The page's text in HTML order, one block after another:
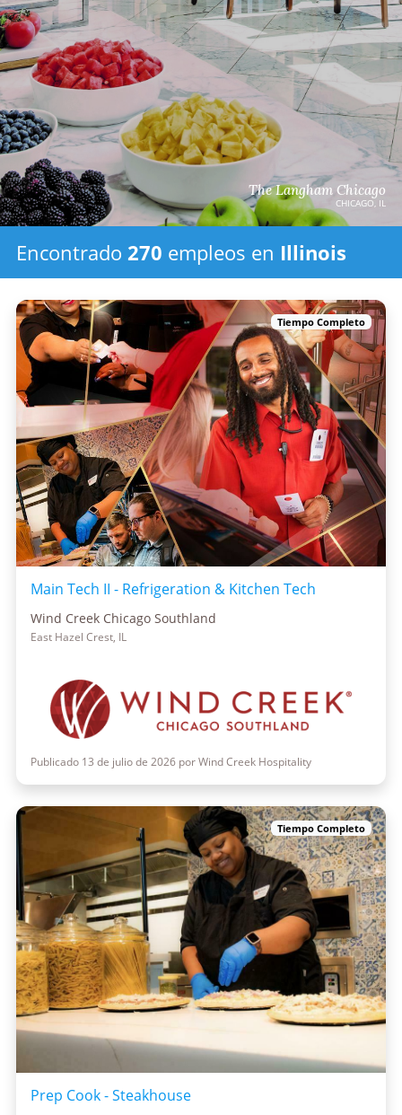
The Langham Chicago
CHICAGO, IL
Encontrado 270 empleos en Illinois
Tiempo Completo
Main Tech II - Refrigeration & Kitchen Tech
Wind Creek Chicago Southland
East Hazel Crest, IL
Publicado 13 de julio de 2026 por Wind Creek Hospitality
Tiempo Completo
Prep Cook - Steakhouse